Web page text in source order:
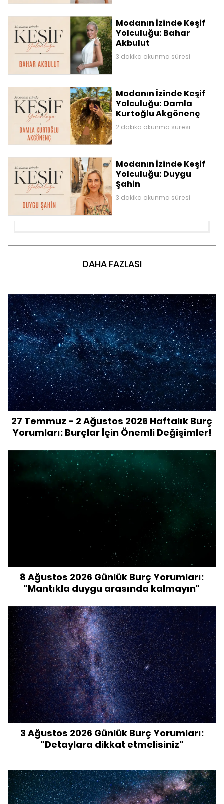
Modanın İzinde Keşif
Yolculuğu: Bahar
Akbulut
3 dakika okunma süresi
Modanın İzinde Keşif
Yolculuğu: Damla
Kurtoğlu Akgönenç
2 dakika okunma süresi
Modanın İzinde Keşif
Yolculuğu: Duygu
Şahin
3 dakika okunma süresi
DAHA FAZLASI
27 Temmuz - 2 Ağustos 2026 Haftalık Burç
Yorumları: Burçlar İçin Önemli Değişimler!
8 Ağustos 2026 Günlük Burç Yorumları:
"Mantıkla duygu arasında kalmayın"
3 Ağustos 2026 Günlük Burç Yorumları:
"Detaylara dikkat etmelisiniz"